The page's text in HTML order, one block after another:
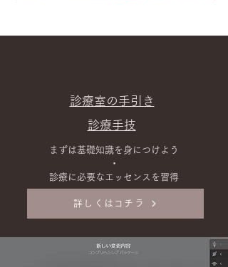
診療室の手引き
診療手技
まずは基礎知識を身につけよう
​・
診療に必要なエッセンスを習得
詳しくはコチラ